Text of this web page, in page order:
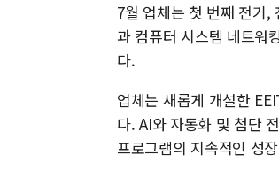
7월 업체는 첫 번째 전기,
과 컴퓨터 시스템 네트워
다.
업체는 새롭게 개설한
다. AI와 자동화 및 첨단
프로그램의 지속적인 성